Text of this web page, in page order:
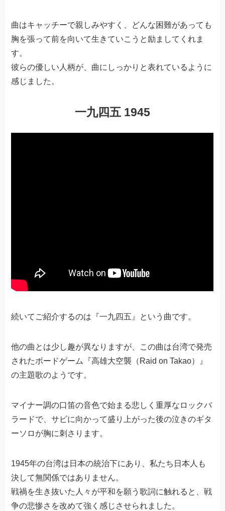
曲はキャッチーで親しみやすく、どんな困難があっても
胸を張って前を向いて生きていこうと励ましてくれま
す。
彼らの優しい人柄が、曲にしっかりと表れているように
感じました。
一九四五 1945
続いてご紹介するのは『一九四五』という曲です。
他の曲とは少し趣が異なりますが、この曲は台湾で発売
されたボードゲーム『高雄大空襲（Raid on Takao）』
の主題歌のようです。
マイナー調の口笛の音色で始まる悲しく重厚なロックバ
ラードで、サビに向かって盛り上がった後の泣きのギタ
ーソロが胸に刺さります。
1945年の台湾は日本の統治下にあり、私たち日本人も
決して無関係ではありません。
戦禍を生き抜いた人々が平和を願う歌詞に触れると、戦
争の悲惨さを改めて強く感じさせられました。